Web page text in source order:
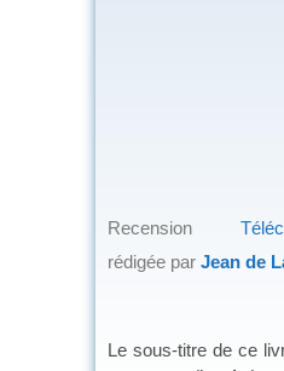
Recension
rédigée par Jean de
Le sous-titre de ce